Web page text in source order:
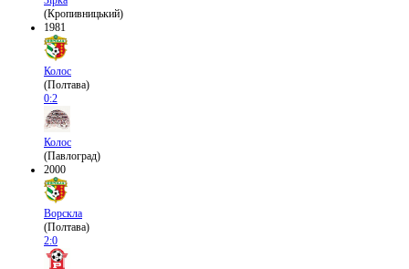
(Кропивницький)
1981
Колос
(Полтава)
0:2
Колос
(Павлоград)
2000
Ворскла
(Полтава)
2:0